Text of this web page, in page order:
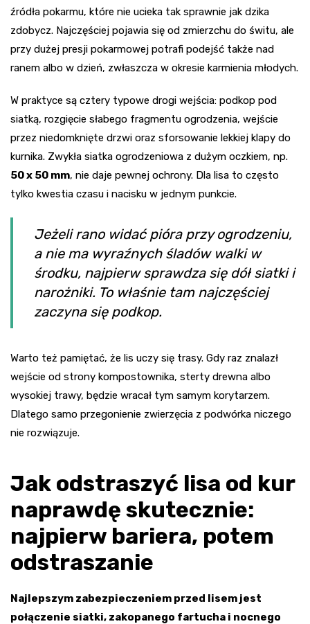
źródła pokarmu, które nie ucieka tak sprawnie jak dzika
zdobycz. Najczęściej pojawia się od zmierzchu do świtu, ale
przy dużej presji pokarmowej potrafi podejść także nad
ranem albo w dzień, zwłaszcza w okresie karmienia młodych.
W praktyce są cztery typowe drogi wejścia: podkop pod
siatką, rozgięcie słabego fragmentu ogrodzenia, wejście
przez niedomknięte drzwi oraz sforsowanie lekkiej klapy do
kurnika. Zwykła siatka ogrodzeniowa z dużym oczkiem, np.
50 x 50 mm, nie daje pewnej ochrony. Dla lisa to często
tylko kwestia czasu i nacisku w jednym punkcie.
Jeżeli rano widać pióra przy ogrodzeniu,
a nie ma wyraźnych śladów walki w
środku, najpierw sprawdza się dół siatki i
narożniki. To właśnie tam najczęściej
zaczyna się podkop.
Warto też pamiętać, że lis uczy się trasy. Gdy raz znalazł
wejście od strony kompostownika, sterty drewna albo
wysokiej trawy, będzie wracał tym samym korytarzem.
Dlatego samo przegonienie zwierzęcia z podwórka niczego
nie rozwiązuje.
Jak odstraszyć lisa od kur
naprawdę skutecznie:
najpierw bariera, potem
odstraszanie
Najlepszym zabezpieczeniem przed lisem jest
połączenie siatki, zakopanego fartucha i nocnego